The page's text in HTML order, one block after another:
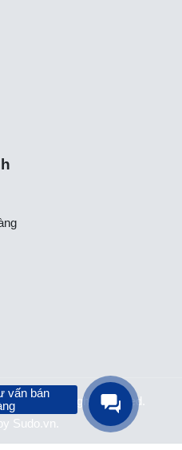
Theme. All right reserved.
Sudo.vn.
vấn bán